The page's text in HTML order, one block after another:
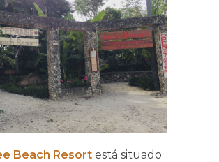
Beach Resort está situado